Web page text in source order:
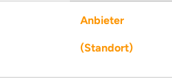
Anbieter
(Standort)